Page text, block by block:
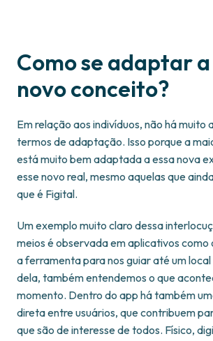
Como se adaptar
novo conceito?
Em relação aos indivíduos, não há muito
termos de adaptação. Isso porque a
está muito bem adaptada a essa nova
esse novo real, mesmo aquelas que
que é Figital.
Um exemplo muito claro dessa
meios é observada em aplicativos como
a ferramenta para nos guiar até um
dela, também entendemos o que
momento. Dentro do app há também
direta entre usuários, que contribuem
que são de interesse de todos. Físico,